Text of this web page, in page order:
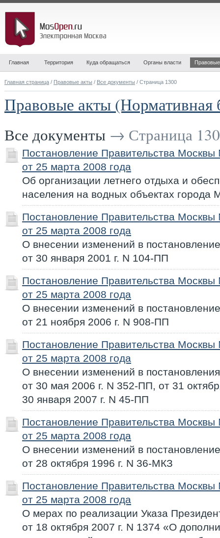
Главная Территория Куда обращаться Органы власти
Главная страница / Правовые акты / Все документы / Страница 1300
Правовые акты (Нормативная
Все документы → Страница
Постановление Правительства
от 25 марта 2008 года
Об организации летнего отдыха и
населения на водных объектах города
Постановление Правительства
от 25 марта 2008 года
О внесении изменений в
от 30 января 2001 г. N 104-ПП
Постановление Правительства
от 25 марта 2008 года
О внесении изменений в
от 21 ноября 2006 г. N 908-ПП
Постановление Правительства
от 25 марта 2008 года
О внесении изменений в
от 30 мая 2006 г. N 352-ПП, от 31
30 января 2007 г. N 45-ПП
Постановление Правительства
от 25 марта 2008 года
О внесении изменений в
от 28 октября 1996 г. N 36-МКЗ
Постановление Правительства
от 25 марта 2008 года
О мерах по реализации Указа
от 18 октября 2007 г. N 1374 «О